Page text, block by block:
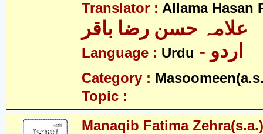
Translator : Allama Hasan
علامہ حسن رضا باقر
Language : Urdu - اردو
Category :
Topic :
Manaqib Fatima Zehra(s.a.)